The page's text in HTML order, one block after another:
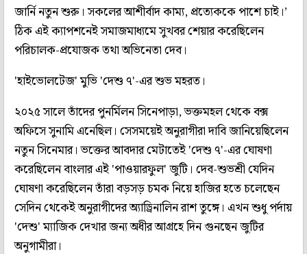
জার্নি নতুন শুরু। সকলের আশীর্বাদ কাম্য, প্রত্যেককে পাশে চাই।’
ঠিক এই ক্যাপশনেই সমাজমাধ্যমে সুখবর শেয়ার করেছিলেন
পরিচালক-প্রযোজক তথা অভিনেতা দেব।
'হাইভোলটেজ' মুভি 'দেশু ৭'-এর শুভ মহরত।
২০২৫ সালে তাঁদের পুনর্মিলন সিনেপাড়া, ভক্তমহল থেকে বক্স
অফিসে সুনামি এনেছিল। সেসময়েই অনুরাগীরা দাবি জানিয়েছিলেন
নতুন সিনেমার। ভক্তের আবদার মেটাতেই 'দেশু ৭'-এর ঘোষণা
করেছিলেন বাংলার এই 'পাওয়ারফুল' জুটি। দেব-শুভশ্রী যেদিন
ঘোষণা করেছিলেন তাঁরা বড়সড় চমক নিয়ে হাজির হতে চলেছেন
সেদিন থেকেই অনুরাগীদের অ্যাড্রিনালিন রাশ তুঙ্গে। এখন শুধু পর্দায়
'দেশু' ম্যাজিক দেখার জন্য অধীর আগ্রহে দিন গুনছেন জুটির
অনুগামীরা।